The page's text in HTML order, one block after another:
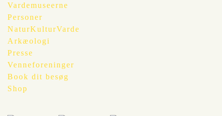
Vardemuseerne
Personer
NaturKulturVarde
Arkæologi
Presse
Venneforeninger
Book dit besøg
Shop